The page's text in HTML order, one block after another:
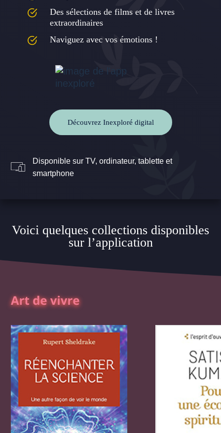
Des sélections de films et de livres
extraordinaires
Naviguez avec vos émotions !
Découvrez Inexploré digital
Disponible sur TV, ordinateur, tablette et
smartphone
Voici quelques collections disponibles
sur l’application